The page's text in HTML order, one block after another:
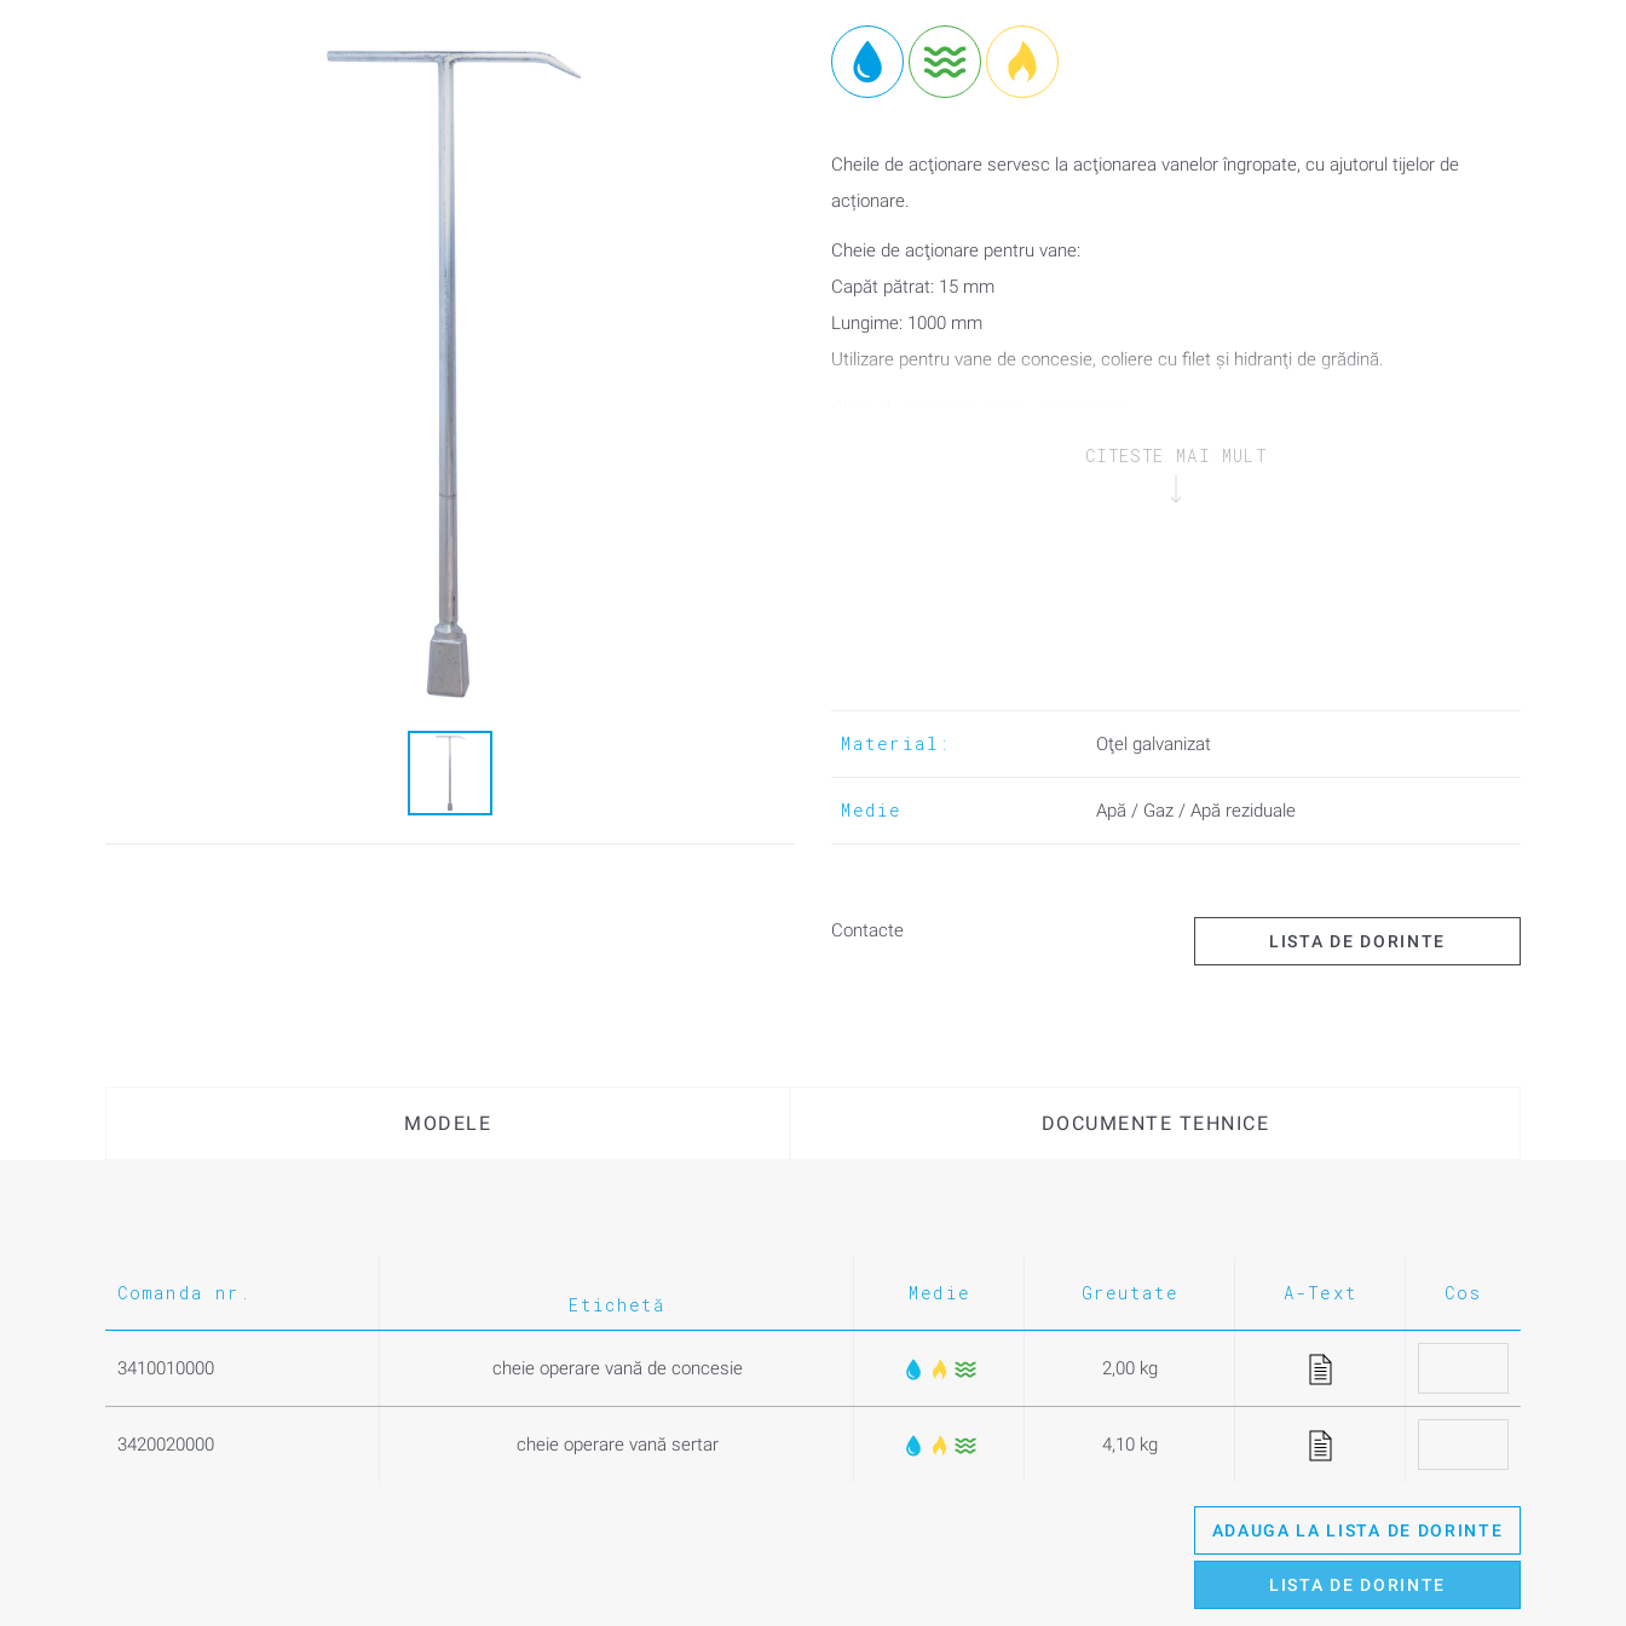
Cheile de acţionare servesc la acţionarea vanelor îngropate, cu ajutorul tijelor de
acționare.
Cheie de acţionare pentru vane:
Capăt pătrat: 15 mm
Lungime: 1000 mm
Utilizare pentru vane de concesie, coliere cu filet şi hidranţi de grădină.
CITESTE MAI MULT
Material: Oţel galvanizat
Medie Apă / Gaz / Apă reziduale
Contacte LISTA DE DORINTE
MODELE DOCUMENTE TEHNICE
Comanda nr.
Etichetă
Medie Greutate A-Text Cos
3410010000 cheie operare vană de concesie 2,00 kg
3420020000 cheie operare vană sertar 4,10 kg
ADAUGA LA LISTA DE DORINTE
LISTA DE DORINTE